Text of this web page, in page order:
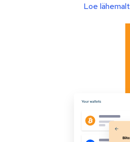
Loe lähemalt